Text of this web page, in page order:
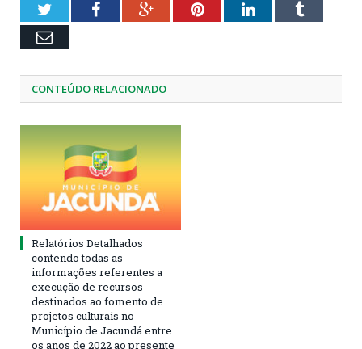
TwitterFacebookGoogle+PinterestLinkedInTumblr
Email
CONTEÚDO RELACIONADO
Relatórios Detalhados
contendo todas as
informações referentes a
execução de recursos
destinados ao fomento de
projetos culturais no
Município de Jacundá entre
os anos de 2022 ao presente